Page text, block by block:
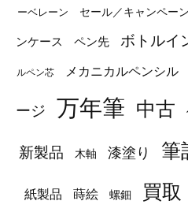
ーベレーン セール／キャンペーン
ンケース ペン先 ボトルイ
ルペン芯 メカニカルペンシル
ージ 万年筆 中古
新製品 木軸 漆塗り 筆
紙製品 蒔絵 螺鈿 買取